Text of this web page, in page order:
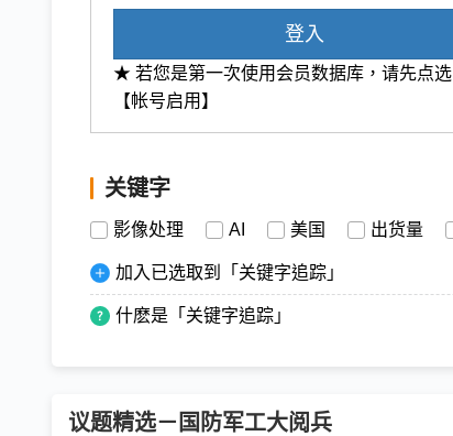
登入
★ 若您是第一次使用会员数据库，请先点选
【帐号启用】
关键字
影像处理 AI 美国 出货量
加入已选取到「关键字追踪」
什麽是「关键字追踪」
议题精选－国防军工大阅兵